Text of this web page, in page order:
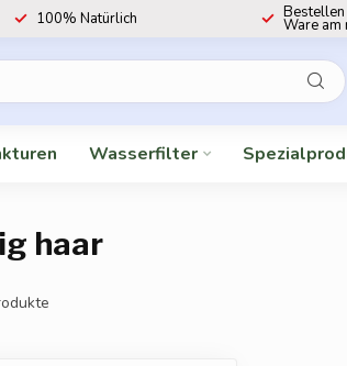
100% Natürlich Bestellen
Ware am
Wasserfilter
haar